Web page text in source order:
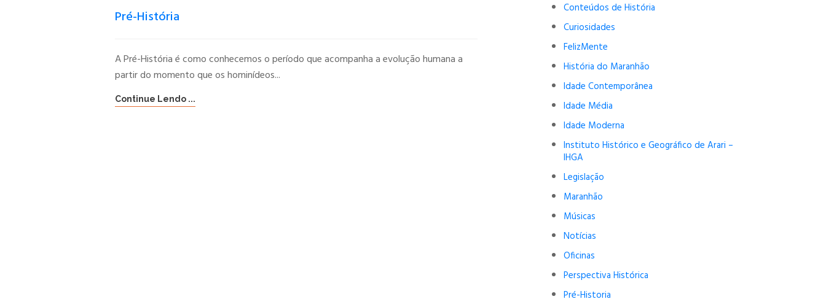
Continue Lendo ...
Pré-História
A Pré-História é como conhecemos o período que acompanha a evolução humana a
partir do momento que os hominídeos...
Continue Lendo ...
Conteúdos de História
Curiosidades
FelizMente
História do Maranhão
Idade Contemporânea
Idade Média
Idade Moderna
Instituto Histórico e Geográfico de Arari –
IHGA
Legislação
Maranhão
Músicas
Notícias
Oficinas
Perspectiva Histórica
Pré-Historia